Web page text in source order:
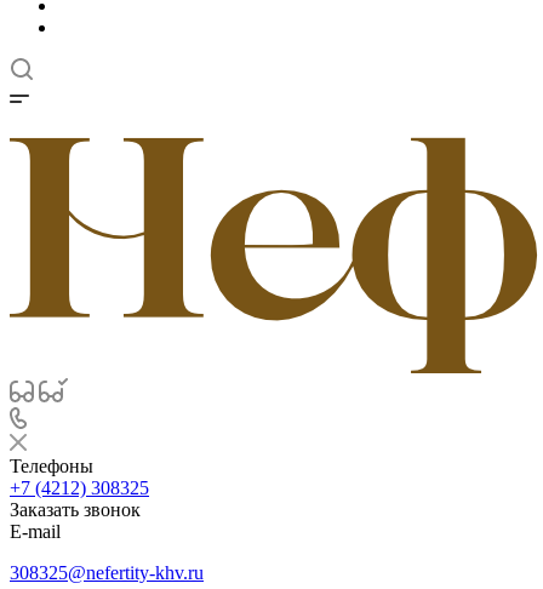
Телефоны
+7 (4212) 308325
Заказать звонок
E-mail
308325@nefertity-khv.ru